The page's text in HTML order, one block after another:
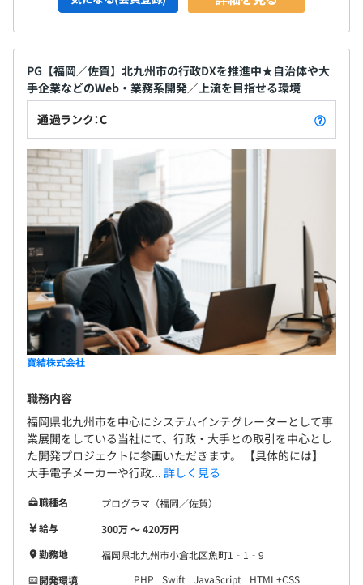
PG【福岡／佐賀】北九州市の行政DXを推進中★自治体や大
手企業などのWeb・業務系開発／上流を目指せる環境
通過ランク：C
寶結株式会社
職務内容
福岡県北九州市を中心にシステムインテグレーターとして事
業展開をしている当社にて、行政・大手との取引を中心とし
た開発プロジェクトに参画いただきます。 【具体的には】
大手電子メーカーや行政... 詳しく見る
職種名
プログラマ（福岡／佐賀）
給与
300万 〜 420万円
勤務地
福岡県北九州市小倉北区魚町1‐1‐9
開発環境
PHP Swift JavaScript
HTML+CSS